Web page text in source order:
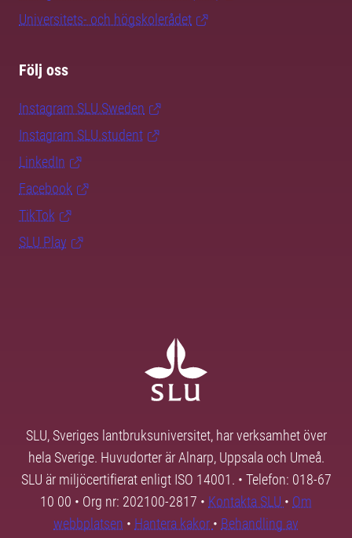
Universitets- och högskolerådet
Följ oss
Instagram SLU.Sweden
Instagram SLU.student
LinkedIn
Facebook
TikTok
SLU Play
SLU, Sveriges lantbruksuniversitet, har verksamhet över
hela Sverige. Huvudorter är Alnarp, Uppsala och Umeå.
SLU är miljöcertifierat enligt ISO 14001. • Telefon: 018-67
10 00 • Org nr: 202100-2817 • Kontakta SLU • Om
webbplatsen • Hantera kakor • Behandling av